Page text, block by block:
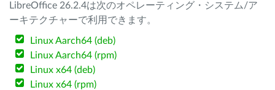
LibreOffice 26.2.4は次のオペレーティング・システム/ア
ーキテクチャーで利用できます。
Linux Aarch64 (deb)
Linux Aarch64 (rpm)
Linux x64 (deb)
Linux x64 (rpm)